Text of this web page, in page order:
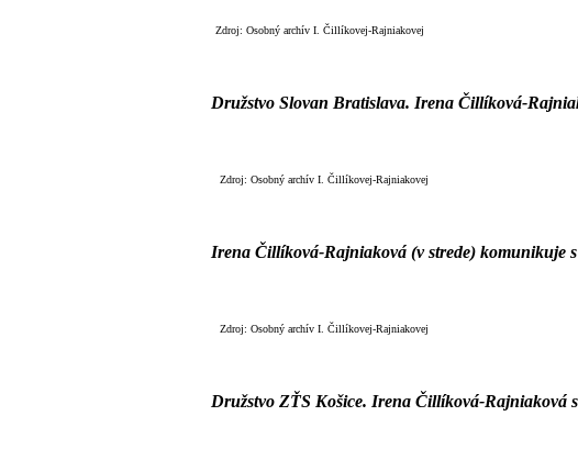
Zdroj: Osobný archív I. Čillíkovej-Rajniakovej
Družstvo Slovan Bratislava. Irena Čillíková-
Zdroj: Osobný archív I. Čillíkovej-Rajniakovej
Irena Čillíková-Rajniaková (v strede) komunikuje
Zdroj: Osobný archív I. Čillíkovej-Rajniakovej
Družstvo ZŤS Košice. Irena Čillíková-Rajniaková